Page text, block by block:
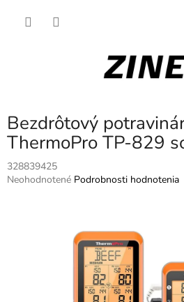
Bezdrôtový
ThermoPro TP-829
328839425
Priemerné
Neohodnotené Podrobnosti hodnotenia